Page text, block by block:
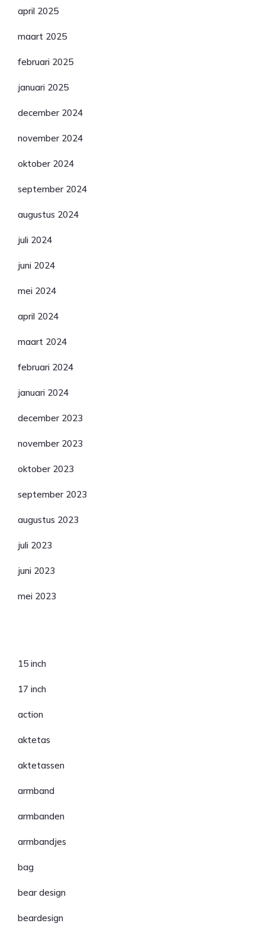
april 2025
maart 2025
februari 2025
januari 2025
december 2024
november 2024
oktober 2024
september 2024
augustus 2024
juli 2024
juni 2024
mei 2024
april 2024
maart 2024
februari 2024
januari 2024
december 2023
november 2023
oktober 2023
september 2023
augustus 2023
juli 2023
juni 2023
mei 2023
15 inch
17 inch
action
aktetas
aktetassen
armband
armbanden
armbandjes
bag
bear design
beardesign